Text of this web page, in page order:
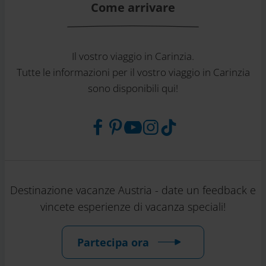
Come arrivare
Il vostro viaggio in Carinzia.
Tutte le informazioni per il vostro viaggio in Carinzia
sono disponibili qui!
Destinazione vacanze Austria - date un feedback e
vincete esperienze di vacanza speciali!
Partecipa ora